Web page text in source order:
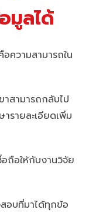
มูลได้
ความสามารถใน
าสามารถกลับไป
รายละเอียดเพิ่ม
อถือให้กับงานวิจัย
อบที่มาได้ทุกข้อ